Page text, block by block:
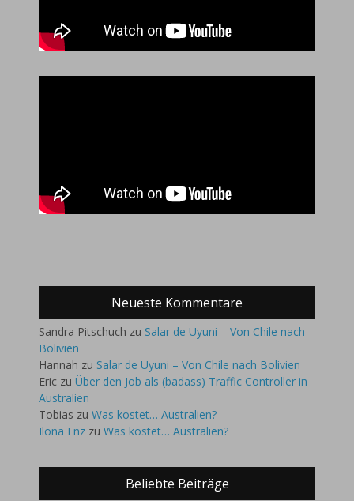
Neueste Kommentare
Sandra Pitschuch zu Salar de Uyuni – Von Chile nach
Bolivien
Hannah zu Salar de Uyuni – Von Chile nach Bolivien
Eric zu Über den Job als (badass) Traffic Controller in
Australien
Tobias zu Was kostet… Australien?
Ilona Enz zu Was kostet… Australien?
Beliebte Beiträge